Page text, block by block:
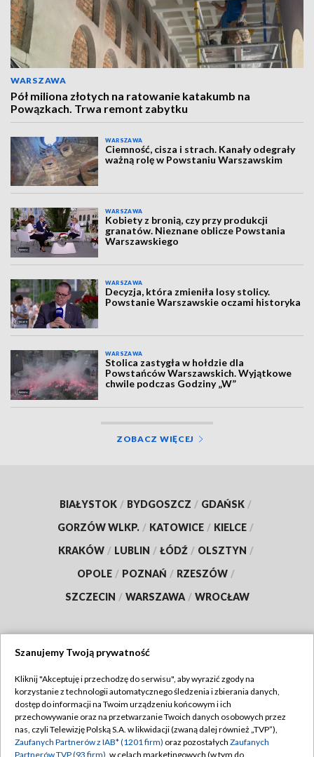
WARSZAWA
Pół miliona złotych na ratowanie katakumb na
Powązkach. Trwa remont zabytku
WARSZAWA
Ciemność, cisza i strach. Kanały odegrały
ważną rolę w Powstaniu Warszawskim
WARSZAWA
Kobiety z bronią, czy przy produkcji
granatów. Nieznane oblicze Powstania
Warszawskiego
WARSZAWA
Decyzja, która zmieniła losy stolicy.
Powstanie Warszawskie oczami historyka
WARSZAWA
Stolica zastygła w hołdzie dla
Powstańców Warszawskich. Wyjątkowe
chwile podczas Godziny „W”
ZOBACZ WIĘCEJ
BIAŁYSTOK / BYDGOSZCZ / GDAŃSK /
GORZÓW WLKP. / KATOWICE / KIELCE /
KRAKÓW / LUBLIN / ŁÓDŹ / OLSZTYN /
OPOLE / POZNAŃ / RZESZÓW /
SZCZECIN / WARSZAWA / WROCŁAW
TVP
Abonament TVP
Emisja w TVP
Regulamin TVP
Polityka prywatności
Szanujemy Twoją prywatność
Kliknij "Akceptuję i przechodzę do serwisu", aby wyrazić zgody na
korzystanie z technologii automatycznego śledzenia i zbierania danych,
dostęp do informacji na Twoim urządzeniu końcowym i ich
przechowywanie oraz na przetwarzanie Twoich danych osobowych przez
nas, czyli Telewizję Polską S.A. w likwidacji (zwaną dalej również „TVP”),
Zaufanych Partnerów z IAB* (1201 firm) oraz pozostałych Zaufanych
Partnerów TVP (93 firm) , w celach marketingowych (w tym do